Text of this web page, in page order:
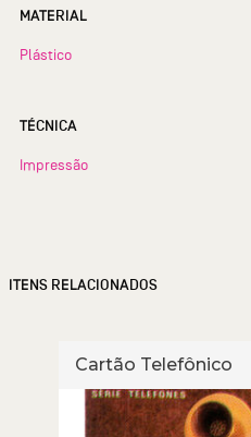
MATERIAL
Plástico
TÉCNICA
Impressão
ITENS RELACIONADOS
Cartão Telefônico